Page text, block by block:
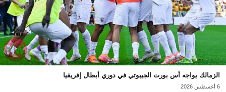
الزمالك يواجه أس بورت الجيبوتي في دوري أبطال إفريقيا
6 أغسطس 2026